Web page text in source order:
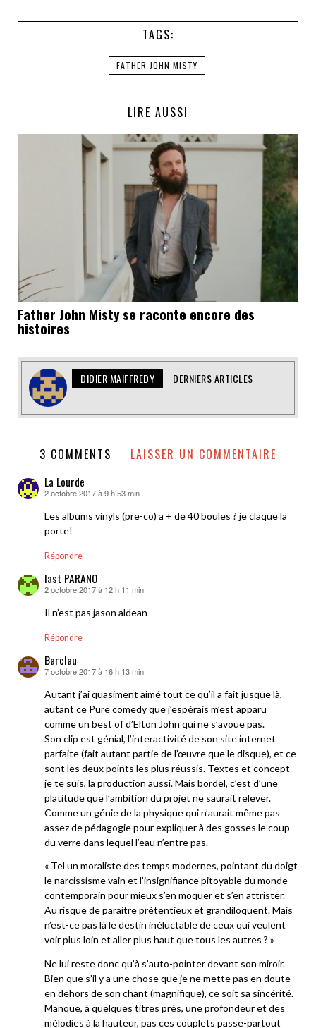
TAGS:
FATHER JOHN MISTY
LIRE AUSSI
Father John Misty se raconte encore des
histoires
DIDIER MAIFFREDY DERNIERS ARTICLES
3 COMMENTS LAISSER UN COMMENTAIRE
La Lourde
dit :
2 octobre 2017 à 9 h 53 min
Les albums vinyls (pre-co) a + de 40 boules ? je claque la
porte!
Répondre
last PARANO
dit :
2 octobre 2017 à 12 h 11 min
Il n’est pas jason aldean
Répondre
Barclau
dit :
7 octobre 2017 à 16 h 13 min
Autant j’ai quasiment aimé tout ce qu’il a fait jusque là,
autant ce Pure comedy que j’espérais m’est apparu
comme un best of d’Elton John qui ne s’avoue pas.
Son clip est génial, l’interactivité de son site internet
parfaite (fait autant partie de l’œuvre que le disque), et ce
sont les deux points les plus réussis. Textes et concept
je te suis, la production aussi. Mais bordel, c’est d’une
platitude que l’ambition du projet ne saurait relever.
Comme un génie de la physique qui n’aurait même pas
assez de pédagogie pour expliquer à des gosses le coup
du verre dans lequel l’eau n’entre pas.
« Tel un moraliste des temps modernes, pointant du doigt
le narcissisme vain et l’insignifiance pitoyable du monde
contemporain pour mieux s’en moquer et s’en attrister.
Au risque de paraitre prétentieux et grandiloquent. Mais
n’est-ce pas là le destin inéluctable de ceux qui veulent
voir plus loin et aller plus haut que tous les autres ? »
Ne lui reste donc qu’à s’auto-pointer devant son miroir.
Bien que s’il y a une chose que je ne mette pas en doute
en dehors de son chant (magnifique), ce soit sa sincérité.
Manque, à quelques titres près, une profondeur et des
mélodies à la hauteur, pas ces couplets passe-partout